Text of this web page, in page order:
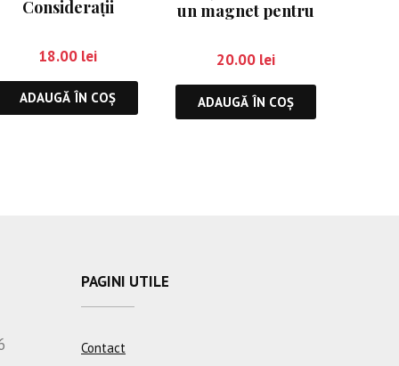
Consideraţii
viaţă mai înaltă
18.00 lei
ADAUGĂ ÎN COȘ
un magnet pentru
20.00 lei
ADAUGĂ ÎN COȘ
PAGINI UTILE
Contact